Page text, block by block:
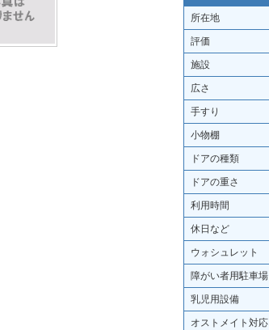
所在地
評価
施設
広さ
手すり
小物棚
ドアの種類
ドアの重さ
利用時間
休日など
ウォシュレット
障がい者用駐車場
乳児用設備
オストメイト対応